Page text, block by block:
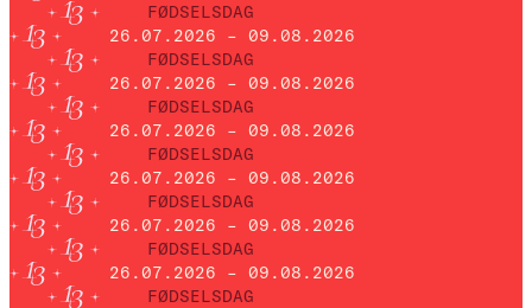
FØDSELSDAG
26.07.2026 – 09.08.2026
FØDSELSDAG
26.07.2026 – 09.08.2026
FØDSELSDAG
26.07.2026 – 09.08.2026
FØDSELSDAG
26.07.2026 – 09.08.2026
FØDSELSDAG
26.07.2026 – 09.08.2026
FØDSELSDAG
26.07.2026 – 09.08.2026
FØDSELSDAG